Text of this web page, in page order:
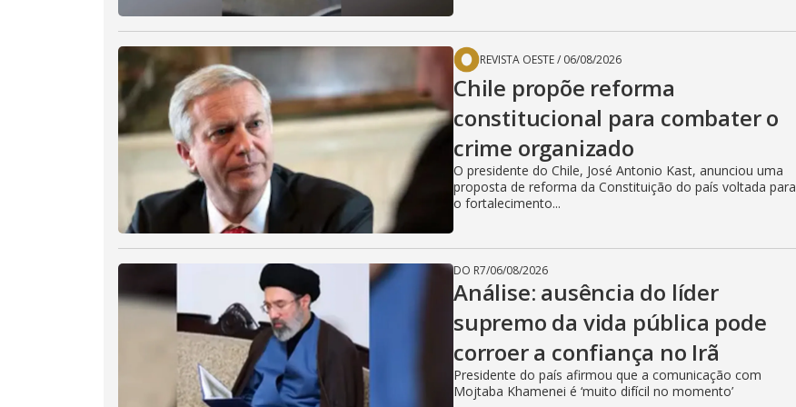
d
e
o
REVISTA OESTE/ 06/08/2026
Chile propõe reforma
constitucional para combater o
crime organizado
O presidente do Chile, José Antonio Kast, anunciou uma
proposta de reforma da Constituição do país voltada para
o fortalecimento...
DO R7/06/08/2026
Análise: ausência do líder
supremo da vida pública pode
corroer a confiança no Irã
Presidente do país afirmou que a comunicação com
Mojtaba Khamenei é ‘muito difícil no momento’